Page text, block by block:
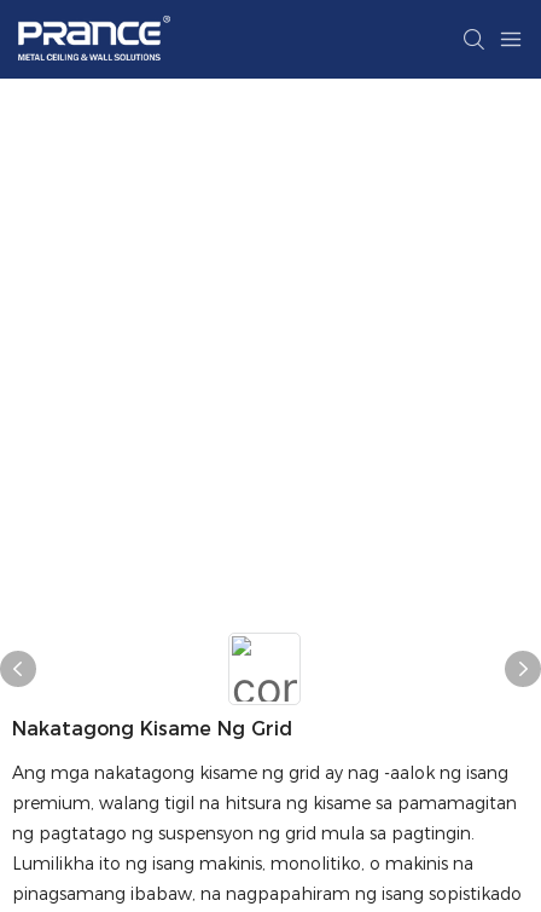
Nakatagong Kisame Ng Grid
Ang mga nakatagong kisame ng grid ay nag -aalok ng isang
premium, walang tigil na hitsura ng kisame sa pamamagitan
ng pagtatago ng suspensyon ng grid mula sa pagtingin.
Lumilikha ito ng isang makinis, monolitiko, o makinis na
pinagsamang ibabaw, na nagpapahiram ng isang sopistikado